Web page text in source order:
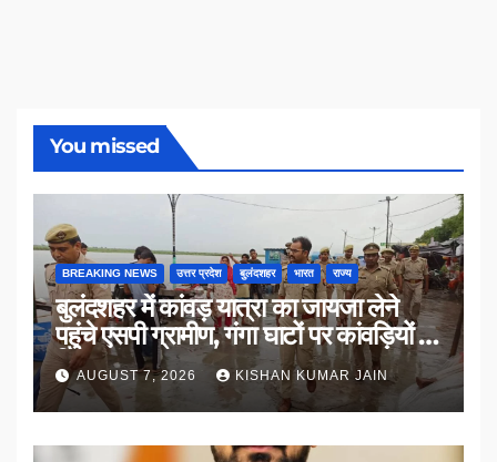
You missed
BREAKING NEWS उत्तर प्रदेश बुलंदशहर भारत राज्य
बुलंदशहर में कांवड़ यात्रा का जायजा लेने
पहुंचे एसपी ग्रामीण, गंगा घाटों पर कांवड़ियों से
किया संवाद
AUGUST 7, 2026 KISHAN KUMAR JAIN